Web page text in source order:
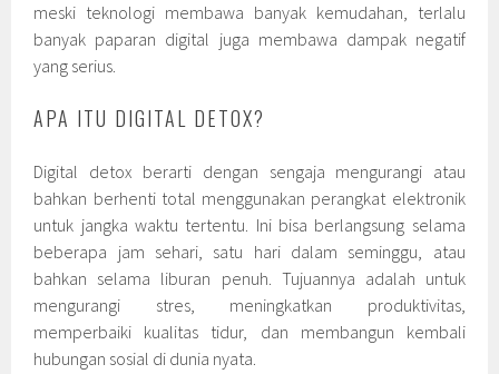
meski teknologi membawa banyak kemudahan, terlalu
banyak paparan digital juga membawa dampak negatif
yang serius.
APA ITU DIGITAL DETOX?
Digital detox berarti dengan sengaja mengurangi atau
bahkan berhenti total menggunakan perangkat elektronik
untuk jangka waktu tertentu. Ini bisa berlangsung selama
beberapa jam sehari, satu hari dalam seminggu, atau
bahkan selama liburan penuh. Tujuannya adalah untuk
mengurangi stres, meningkatkan produktivitas,
memperbaiki kualitas tidur, dan membangun kembali
hubungan sosial di dunia nyata.